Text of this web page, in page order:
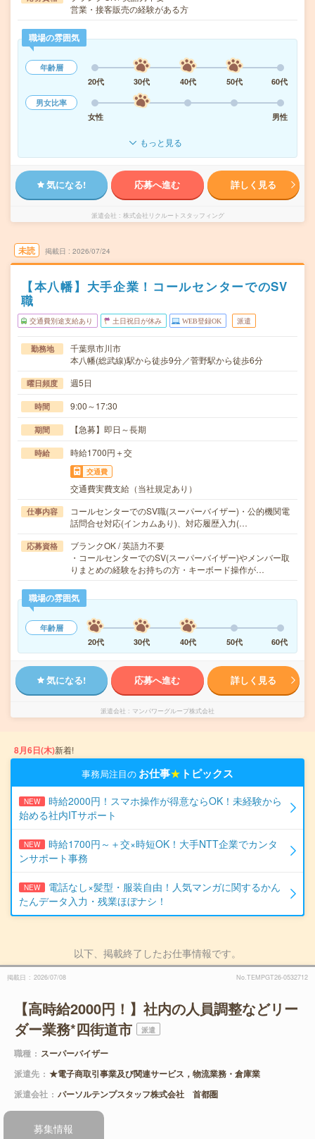
営業・接客販売の経験がある方
職場の雰囲気
年齢層
20代
30代 40代 50代
60代
男女比率
女性
男性
もっと見る
気になる! 応募へ進む 詳しく見る
派遣会社 株式会社リクルートスタッフィング
未読 掲載日 2026/07/24
【本八幡】大手企業！コールセンターでのSV
職
交通費別途支給あり 土日祝日が休み WEB登録OK 派遣
勤務地
千葉県市川市
本八幡(総武線)駅から徒歩9分／菅野駅から徒歩6分
曜日頻度 週5日
時間 9:00～17:30
期間 【急募】即日～長期
時給 時給1700円＋交
交通費
交通費実費支給（当社規定あり）
仕事内容
コールセンターでのSV職(スーパーバイザー)・公的機関電
話問合せ対応(インカムあり)、対応履歴入力(…
応募資格
ブランクOK / 英語力不要
・コールセンターでのSV(スーパーバイザー)やメンバー取
りまとめの経験をお持ちの方・キーボード操作が…
職場の雰囲気
年齢層
20代
30代 40代 50代 60代
気になる! 応募へ進む 詳しく見る
派遣会社 マンパワーグループ株式会社
8月6日(木)新着!
事務局注目の お仕事★ トピックス
NEW
時給2000円！スマホ操作が得意ならOK！未経験から
始める社内ITサポート
NEW
時給1700円～＋交×時短OK！大手NTT企業でカンタ
ンサポート事務
NEW
電話なし×髪型・服装自由！人気マンガに関するかん
たんデータ入力・残業ほぼナシ！
以下、掲載終了したお仕事情報です。
掲載日 2026/07/08 No.TEMPGT26-0532712
【高時給2000円！】社内の人員調整などリー
ダー業務*四街道市
派遣
職種
スーパーバイザー
派遣先
★電子商取引事業及び関連サービス，物流業務・倉庫業
派遣会社
パーソルテンプスタッフ株式会社 首都圏
募集情報